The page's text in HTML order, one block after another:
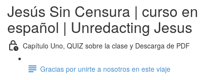
Jesús Sin Censura | curso en
español | Unredacting Jesus
Capítulo Uno, QUIZ sobre la clase y Descarga de PDF
Gracias por unirte a nosotros en este viaje